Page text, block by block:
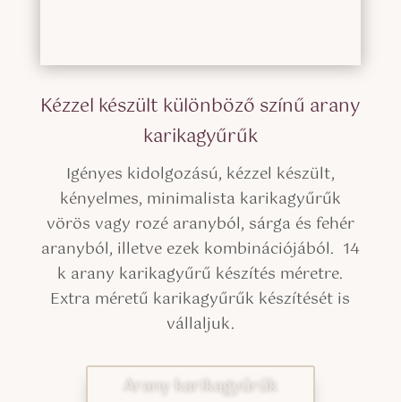
Kézzel készült különböző színű arany
karikagyűrűk
Igényes kidolgozású, kézzel készült,
kényelmes, minimalista karikagyűrűk
vörös vagy rozé aranyból, sárga és fehér
aranyból, illetve ezek kombinációjából. 14
k arany karikagyűrű készítés méretre.
Extra méretű karikagyűrűk készítését is
vállaljuk.
Arany karikagyűrűk